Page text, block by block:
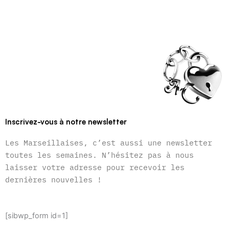
Inscrivez-vous à notre newsletter
Les Marseillaises, c’est aussi une newsletter
toutes les semaines. N’hésitez pas à nous
laisser votre adresse pour recevoir les
dernières nouvelles !
[sibwp_form id=1]